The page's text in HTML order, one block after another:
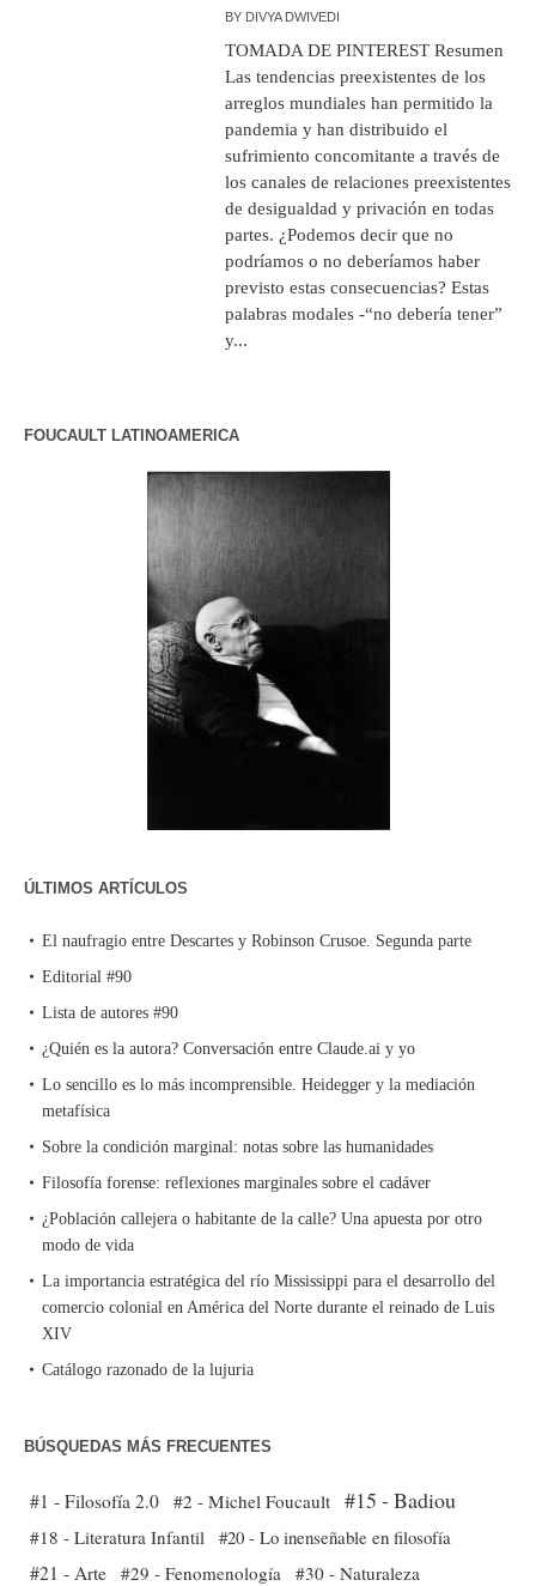
BY DIVYA DWIVEDI
TOMADA DE PINTEREST Resumen
Las tendencias preexistentes de los
arreglos mundiales han permitido la
pandemia y han distribuido el
sufrimiento concomitante a través de
los canales de relaciones preexistentes
de desigualdad y privación en todas
partes. ¿Podemos decir que no
podríamos o no deberíamos haber
previsto estas consecuencias? Estas
palabras modales -“no debería tener”
y...
FOUCAULT LATINOAMERICA
ÚLTIMOS ARTÍCULOS
El naufragio entre Descartes y Robinson Crusoe. Segunda parte
Editorial #90
Lista de autores #90
¿Quién es la autora? Conversación entre Claude.ai y yo
Lo sencillo es lo más incomprensible. Heidegger y la mediación
metafísica
Sobre la condición marginal: notas sobre las humanidades
Filosofía forense: reflexiones marginales sobre el cadáver
¿Población callejera o habitante de la calle? Una apuesta por otro
modo de vida
La importancia estratégica del río Mississippi para el desarrollo del
comercio colonial en América del Norte durante el reinado de Luis
XIV
Catálogo razonado de la lujuria
BÚSQUEDAS MÁS FRECUENTES
#1 - Filosofía 2.0 #2 - Michel Foucault #15 - Badiou
#18 - Literatura Infantil #20 - Lo inenseñable en filosofía
#21 - Arte #29 - Fenomenología
#30 - Naturaleza